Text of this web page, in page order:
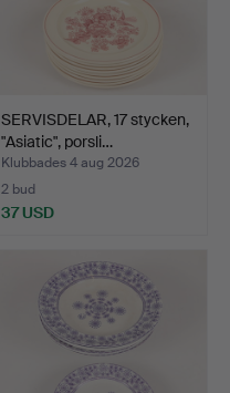
SERVISDELAR, 17 stycken,
"Asiatic", porsli…
Klubbades 4 aug 2026
2 bud
37 USD